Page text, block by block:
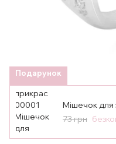
Подарунок
Мішечок для
73 грн